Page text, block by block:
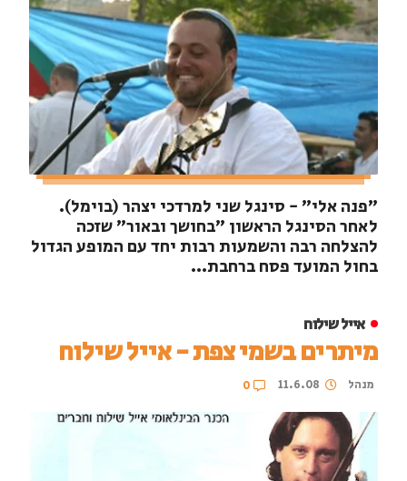
"פנה אלי" - סינגל שני למרדכי יצהר (בוימל).
לאחר הסינגל הראשון "בחושך ובאור" שזכה
להצלחה רבה והשמעות רבות יחד עם המופע הגדול
בחול המועד פסח ברחבת...
אייל שילוח
מיתרים בשמי צפת - אייל שילוח
מנהל 11.6.08
0